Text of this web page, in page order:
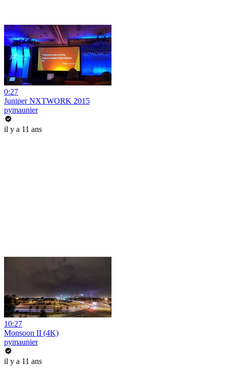
0:27
Juniper NXTWORK 2015
pymaunier
il y a 11 ans
10:27
Monsoon II (4K)
pymaunier
il y a 11 ans